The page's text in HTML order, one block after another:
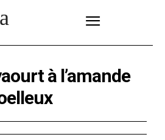
à l’amande